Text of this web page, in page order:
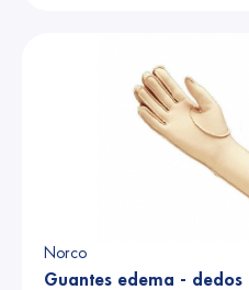
Norco
Guantes edema -